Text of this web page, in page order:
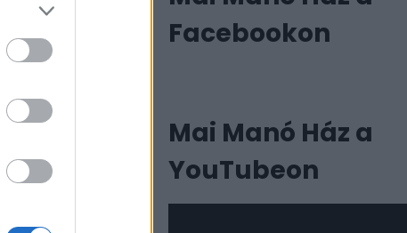
Facebookon
Mai Manó Ház a
YouTubeon